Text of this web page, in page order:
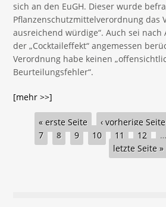
sich an den EuGH. Dieser wurde
Pflanzenschutzmittelverordnung das
ausreichend würdige“. Auch sei nach
der „Cocktaileffekt“ angemessen
Verordnung habe keinen
Beurteilungsfehler“.
[mehr >>]
Seiten« erste Seite ‹ vorherige Seite
7
8 9 10 11 12 …
letzte Seite »